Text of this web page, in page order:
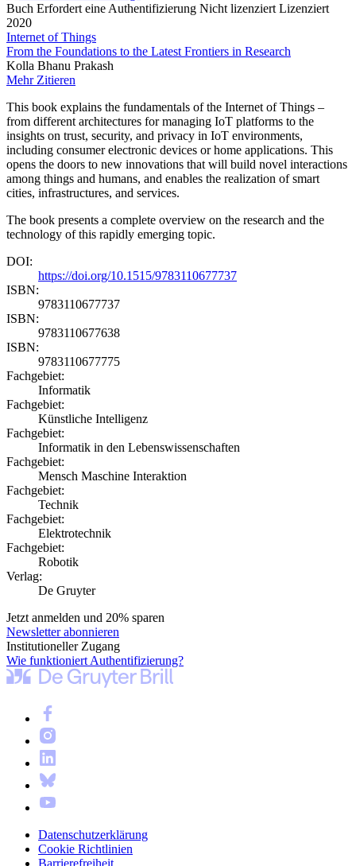
Buch Erfordert eine Authentifizierung Nicht lizenziert Lizenziert
2020
Internet of Things
From the Foundations to the Latest Frontiers in Research
Kolla Bhanu Prakash
Mehr Zitieren
This book explains the fundamentals of the Internet of Things –
from different architectures for managing IoT platforms to the
insights on trust, security, and privacy in IoT environments,
including consumer electronic devices or home applications. This
opens the doors to new innovations that will build novel interactions
among things and humans, and enables the realization of smart
cities, infrastructures, and services.
The book presents a complete overview on the research and the
technology of this rapidly emerging topic.
DOI:
https://doi.org/10.1515/9783110677737
ISBN:
9783110677737
ISBN:
9783110677638
ISBN:
9783110677775
Fachgebiet:
Informatik
Fachgebiet:
Künstliche Intelligenz
Fachgebiet:
Informatik in den Lebenswissenschaften
Fachgebiet:
Mensch Maschine Interaktion
Fachgebiet:
Technik
Fachgebiet:
Elektrotechnik
Fachgebiet:
Robotik
Verlag:
De Gruyter
Jetzt anmelden und 20% sparen
Newsletter abonnieren
Institutioneller Zugang
Wie funktioniert Authentifizierung?
Datenschutzerklärung
Cookie Richtlinien
Barrierefreiheit